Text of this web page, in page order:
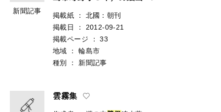
新聞記事
掲載紙 ：
北國：朝刊
掲載日
：
2012-09-21
掲載ページ
：
33
地域
：
輪島市
種別
： 新聞記事
雲霧集